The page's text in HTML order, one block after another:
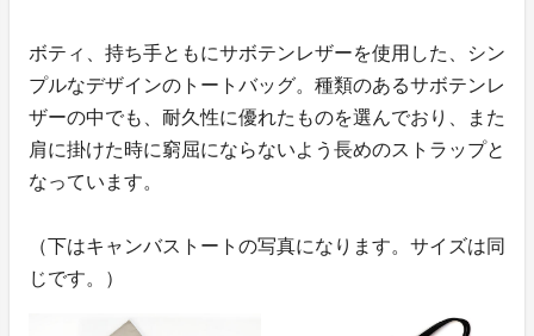
ボティ、持ち手ともにサボテンレザーを使用した、シン
プルなデザインのトートバッグ。種類のあるサボテンレ
ザーの中でも、耐久性に優れたものを選んでおり、また
肩に掛けた時に窮屈にならないよう長めのストラップと
なっています。
（下はキャンバストートの写真になります。サイズは同
じです。）